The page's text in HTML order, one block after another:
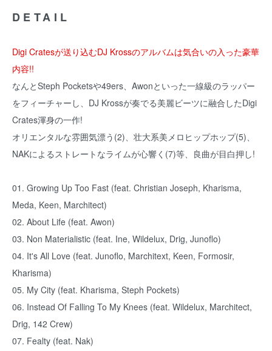
DETAIL
Digi Cratesが送り込むDJ Krossのアルバムは気合いの入った豪華
内容!!
なんとSteph Pocketsや49ers、Awonといった一線級のラッパー
をフィーチャーし、DJ Krossが奏でる美麗ビーツに融合したDigi
Crates渾身の一作!
オリエンタルな雰囲気漂う(2)、壮大系美メロヒップホップ(5)、
NAKによるストレートなライムが心響く(7)等、良曲が目白押し!
01. Growing Up Too Fast (feat. Christian Joseph, Kharisma,
Meda, Keen, Marchitect)
02. About Life (feat. Awon)
03. Non Materialistic (feat. Ine, Wildelux, Drig, Junoflo)
04. It's All Love (feat. Junoflo, Marchitext, Keen, Formosir,
Kharisma)
05. My City (feat. Kharisma, Steph Pockets)
06. Instead Of Falling To My Knees (feat. Wildelux, Marchitect,
Drig, 142 Crew)
07. Fealty (feat. Nak)